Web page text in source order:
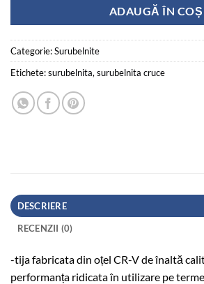
Cantitate Surubelnita 5*150 , varf cruce,
ADAUGĂ ÎN COȘ
Categorie:Surubelnite
Etichete:surubelnita, surubelnita cruce
DESCRIERE
RECENZII (0)
-tija fabricata din oțel CR-V de înaltă
performanța ridicata în utilizare pe